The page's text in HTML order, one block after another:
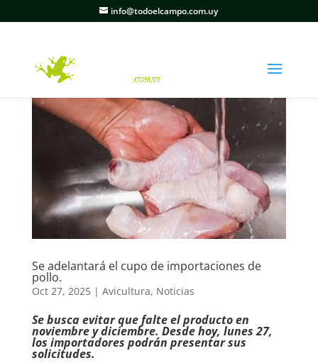
info@todoelcampo.com.uy
Se adelantará el cupo de importaciones de
pollo.
Oct 27, 2025| Avicultura, Noticias
Se busca evitar que falte el producto en
noviembre y diciembre. Desde hoy, lunes 27,
los importadores podrán presentar sus
solicitudes.